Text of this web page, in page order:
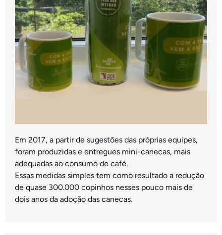
Em 2017, a partir de sugestões das próprias equipes,
foram produzidas e entregues mini-canecas, mais
adequadas ao consumo de café.
Essas medidas simples tem como resultado a redução
de quase 300.000 copinhos nesses pouco mais de
dois anos da adoção das canecas.